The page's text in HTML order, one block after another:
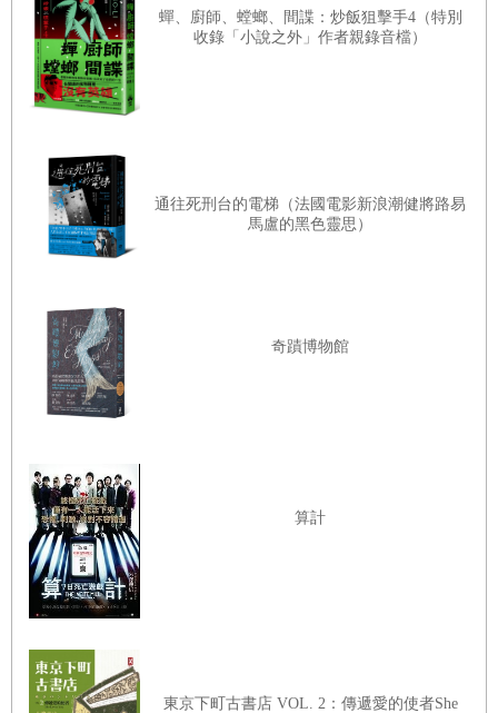
個月，春耕的稻米就要收成，他有點擔心宜蘭地區也會淪
陷。南部嘉義、臺南、高雄、屏東都鬧蝗災，蟲吃了大部分
作物。他希望蝗蟲別肆虐到北部。據說，黨在臺北到處放麻
雀，對付蝗蟲。他大聲疾呼，麻雀也是吃糧食作物。可，誰
會聽他的？
空氣有些河水散發出來的怪味。河水混濁，色澤黑污，經常
有些死魚、死蝦，甚至翻著白色肚皮的死狗漂流出海。他嘆
了口氣，戰後，淡水河沿岸蓋了許多工廠，高舉不僅要恢復
不過從工廠生產出來的毛巾、牙刷、肥皂的品質，就能推想
現在的生產力。別說西方敵人了，就算以前日本殖民時也比
不過。唯一的長處是自己生產，價格低廉。
邊有沒有人，冒了一頭汗。幾年前，黨在全國推動「嚴打心
頭一閃念」，要求每個人只要心中有任何「反動」念頭，哪
怕只是閃個念頭，連說都不用說出來，沒付諸行動，也都要
自首，向黨坦白，向黨交心，糾正自己的「思想不正確」。
像他這樣對黨和國家指指點點，還好附近沒人……他不打算
臉。
他看了一下，四下無人，有驚無險，用手一摸額頭，是冷
蟬、廚師、螳螂、間諜：炒飯狙擊手4（特別
收錄「小說之外」作者親錄音檔）
通往死刑台的電梯（法國電影新浪潮健將路易
馬盧的黑色靈思）
奇蹟博物館
算計
東京下町古書店 VOL. 2：傳遞愛的使者She